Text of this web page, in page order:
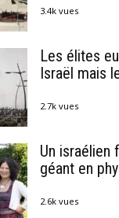
3.4k vues
Les élites
Israël mais
2.7k vues
Un israélien
géant en
2.6k vues